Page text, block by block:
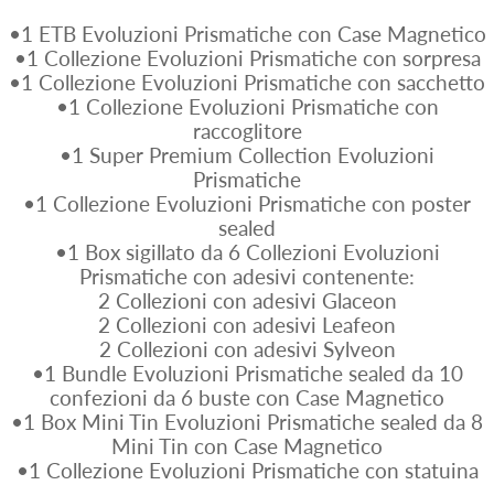
•1 ETB Evoluzioni Prismatiche con Case Magnetico
•1 Collezione Evoluzioni Prismatiche con sorpresa
•1 Collezione Evoluzioni Prismatiche con sacchetto
•1 Collezione Evoluzioni Prismatiche con
raccoglitore
•1 Super Premium Collection Evoluzioni
Prismatiche
•1 Collezione Evoluzioni Prismatiche con poster
sealed
•1 Box sigillato da 6 Collezioni Evoluzioni
Prismatiche con adesivi contenente:
2 Collezioni con adesivi Glaceon
2 Collezioni con adesivi Leafeon
2 Collezioni con adesivi Sylveon
•1 Bundle Evoluzioni Prismatiche sealed da 10
confezioni da 6 buste con Case Magnetico
•1 Box Mini Tin Evoluzioni Prismatiche sealed da 8
Mini Tin con Case Magnetico
•1 Collezione Evoluzioni Prismatiche con statuina